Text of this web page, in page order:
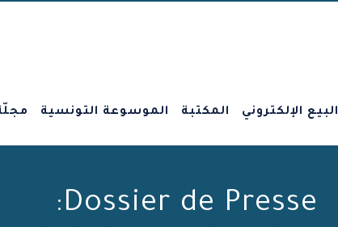
البيع الإلكتروني المكتبة الموسوعة التونسية
Dossier de Presse: